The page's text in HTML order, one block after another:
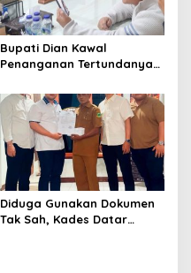
Bupati Dian Kawal
Penanganan Tertundanya
Umrah Kuningan, Minta Hak
Jemaah Dipenuhi
Diduga Gunakan Dokumen
Tak Sah, Kades Datar